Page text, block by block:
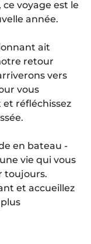
voyage est le
année.
ait
retour
vers
vous
réfléchissez
en bateau -
vie qui vous
toujours.
et accueillez